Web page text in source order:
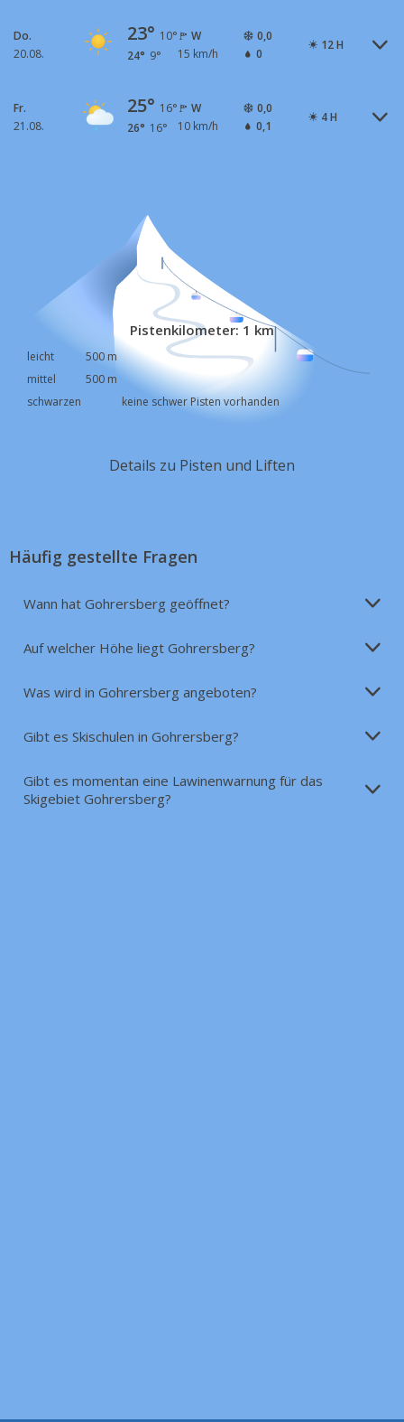
Do.
20.08.
23° 10°
24° 9°
W
15 km/h
0,0
0
12 H
Fr.
21.08.
25° 16°
26° 16°
W
10 km/h
0,0
0,1
4 H
Pistenkilometer: 1 km
leicht
500 m
mittel
500 m
schwarzen
keine schwer Pisten vorhanden
Details zu Pisten und Liften
Häufig gestellte Fragen
Wann hat Gohrersberg geöffnet?
Auf welcher Höhe liegt Gohrersberg?
Was wird in Gohrersberg angeboten?
Gibt es Skischulen in Gohrersberg?
Gibt es momentan eine Lawinenwarnung für das
Skigebiet Gohrersberg?